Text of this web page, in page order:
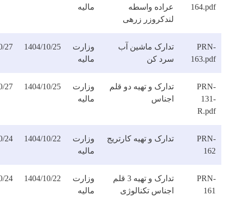
واسطه
مالیه
ماشین آب
کن
وزارت
مالیه
1404/10/25
1404/10/27
دانلود
و تهیه دو قلم
وزارت
مالیه
1404/10/25
1404/10/27
دانلود
و تهیه کارتریج
وزارت
1404/10/22
1404/10/24
دانلود
تدارک و تهیه 3 قلم
تکنالوژی
وزارت
مالیه
1404/10/22
1404/10/24
دانلود